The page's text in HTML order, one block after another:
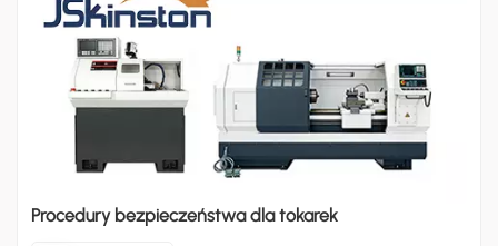
Português
Polski
عربي
Procedury bezpieczeństwa dla tokarek